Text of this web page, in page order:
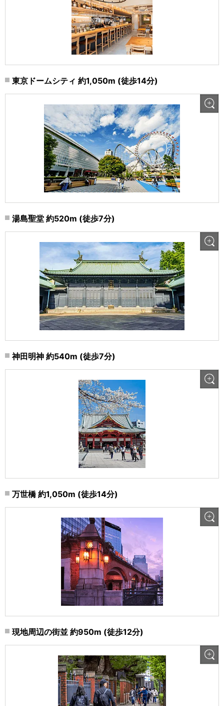
東京ドームシティ 約1,050m (徒歩14分)
湯島聖堂 約520m (徒歩7分)
神田明神 約540m (徒歩7分)
万世橋 約1,050m (徒歩14分)
現地周辺の街並 約950m (徒歩12分)